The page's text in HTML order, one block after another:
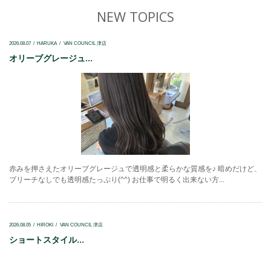
NEW TOPICS
2026.08.07 HARUKA VAN COUNCIL 津店
オリーブグレージュ...
赤みを押さえたオリーブグレージュで透明感と柔らかな質感を♪ 暗めだけど、
ブリーチなしでも透明感たっぷり(^^) お仕事で明るく出来ない方...
2026.08.05 HIROKI VAN COUNCIL 津店
ショートスタイル...